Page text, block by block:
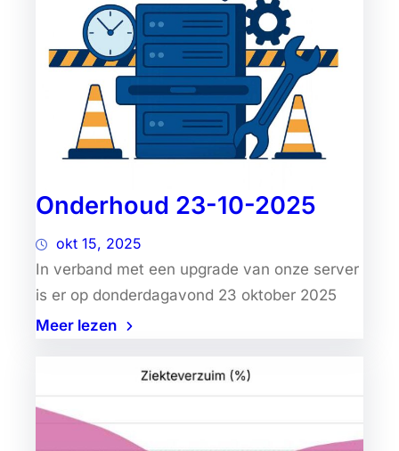
Onderhoud 23-10-2025
okt 15, 2025
In verband met een upgrade van onze server
is er op donderdagavond 23 oktober 2025
Meer lezen